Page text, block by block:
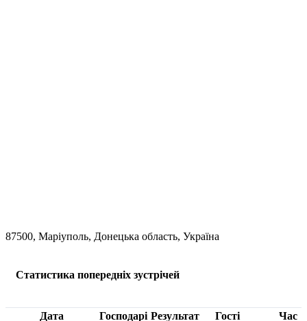
87500, Маріуполь, Донецька область, Україна
Статистика попередніх зустрічей
Дата Господарі Результат Гості
Час